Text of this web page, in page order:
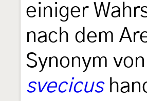
einiger
nach dem
Synonym von
svecicus